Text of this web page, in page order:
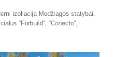
izoliacija Medžiagos statybai,
“Forbuild”, “Conecto”,